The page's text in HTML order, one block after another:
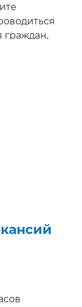
граждан,
возможность
в
труда,
по
на
времени.